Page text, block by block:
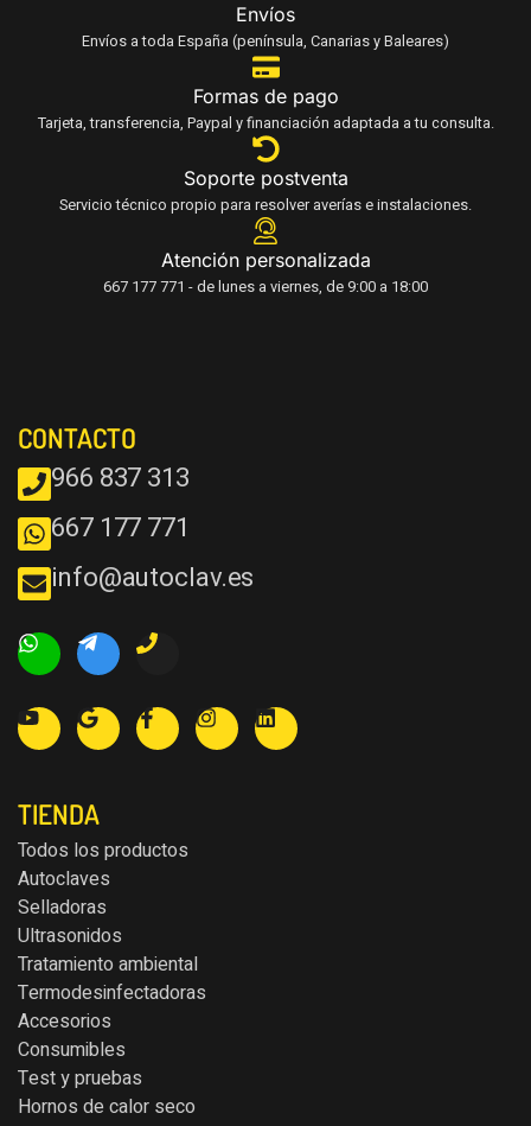
Envíos
Envíos a toda España (península, Canarias y Baleares)
Formas de pago
Tarjeta, transferencia, Paypal y financiación adaptada a tu consulta.
Soporte postventa
Servicio técnico propio para resolver averías e instalaciones.
Atención personalizada
667 177 771 - de lunes a viernes, de 9:00 a 18:00
CONTACTO
966 837 313
667 177 771
info@autoclav.es
TIENDA
Todos los productos
Autoclaves
Selladoras
Ultrasonidos
Tratamiento ambiental
Termodesinfectadoras
Accesorios
Consumibles
Test y pruebas
Hornos de calor seco